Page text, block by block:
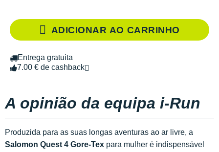
ADICIONAR AO CARRINHO
Entrega gratuita
7.00 € de cashback
A opinião da equipa i-Run
Produzida para as suas longas aventuras ao ar livre, a
Salomon Quest 4 Gore-Tex para mulher é indispensável